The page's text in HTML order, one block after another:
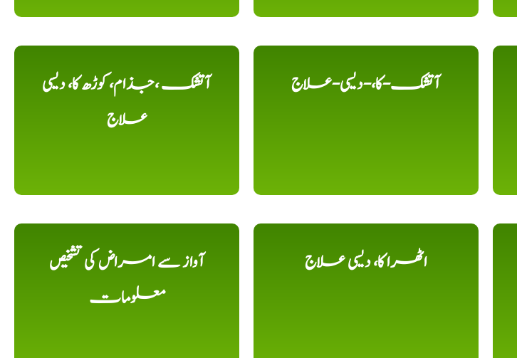
آتشک ،جذام، کوڑھ کا، دیسی
علاج
آتشک-کا،-دیسی-علاج
آواز سے امراض کی تشخیص
معلومات
اٹھرا کا، دیسی علاج